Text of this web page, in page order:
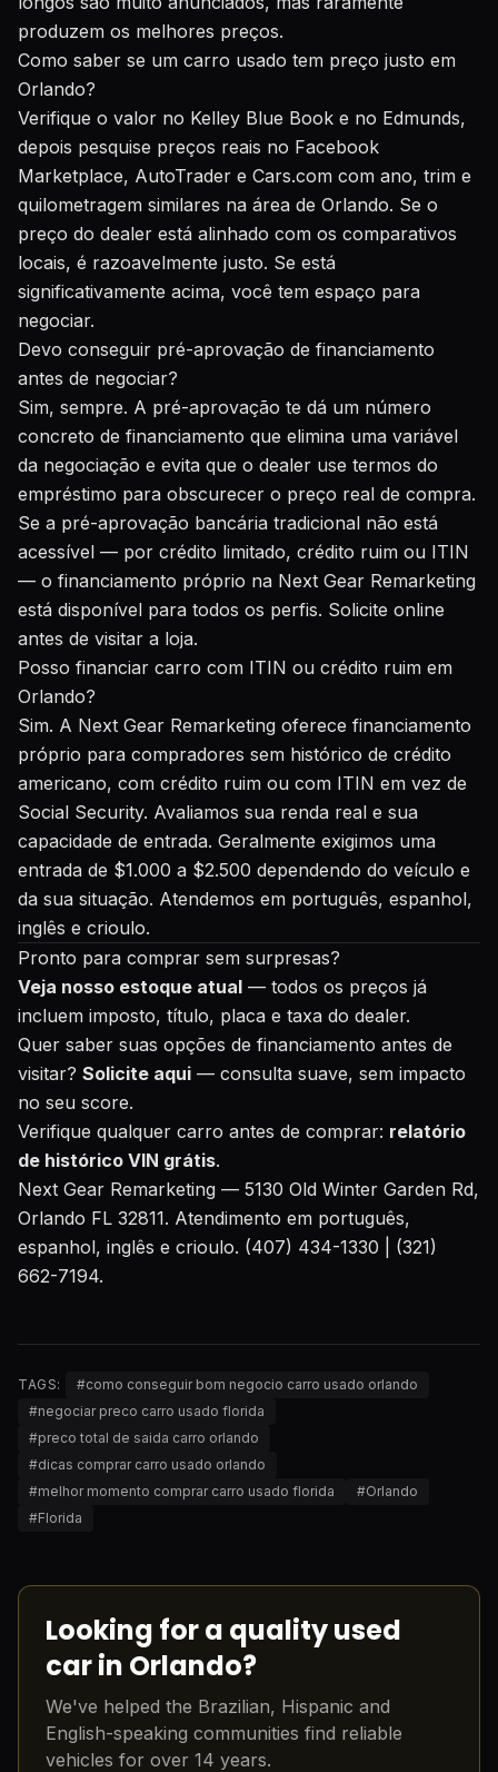
produzem os melhores preços.
Como saber se um carro usado tem preço justo em
Orlando?
Verifique o valor no Kelley Blue Book e no Edmunds,
depois pesquise preços reais no Facebook
Marketplace, AutoTrader e Cars.com com ano, trim e
quilometragem similares na área de Orlando. Se o
preço do dealer está alinhado com os comparativos
locais, é razoavelmente justo. Se está
significativamente acima, você tem espaço para
negociar.
Devo conseguir pré-aprovação de financiamento
antes de negociar?
Sim, sempre. A pré-aprovação te dá um número
concreto de financiamento que elimina uma variável
da negociação e evita que o dealer use termos do
empréstimo para obscurecer o preço real de compra.
Se a pré-aprovação bancária tradicional não está
acessível — por crédito limitado, crédito ruim ou ITIN
— o financiamento próprio na Next Gear Remarketing
está disponível para todos os perfis. Solicite online
antes de visitar a loja.
Posso financiar carro com ITIN ou crédito ruim em
Orlando?
Sim. A Next Gear Remarketing oferece financiamento
próprio para compradores sem histórico de crédito
americano, com crédito ruim ou com ITIN em vez de
Social Security. Avaliamos sua renda real e sua
capacidade de entrada. Geralmente exigimos uma
entrada de $1.000 a $2.500 dependendo do veículo e
da sua situação. Atendemos em português, espanhol,
inglês e crioulo.
Pronto para comprar sem surpresas?
Veja nosso estoque atual — todos os preços já
incluem imposto, título, placa e taxa do dealer.
Quer saber suas opções de financiamento antes de
visitar? Solicite aqui — consulta suave, sem impacto
no seu score.
Verifique qualquer carro antes de comprar: relatório
de histórico VIN grátis.
Next Gear Remarketing — 5130 Old Winter Garden Rd,
Orlando FL 32811. Atendimento em português,
espanhol, inglês e crioulo. (407) 434-1330 | (321)
662-7194.
TAGS: #como conseguir bom negocio carro usado orlando
#negociar preco carro usado florida
#preco total de saida carro orlando
#dicas comprar carro usado orlando
#melhor momento comprar carro usado florida #Orlando
#Florida
Looking for a quality used
car in Orlando?
We've helped the Brazilian, Hispanic and
English-speaking communities find reliable
vehicles for over 14 years.